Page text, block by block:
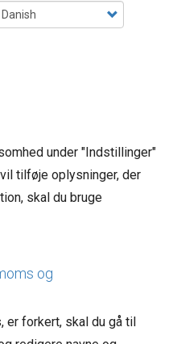
under "Indstillinger"
tilføje oplysninger, der
skal du bruge
og
er forkert, skal du gå til